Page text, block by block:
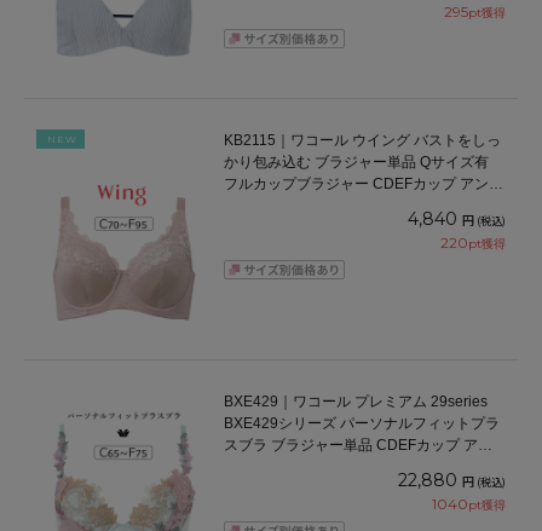
295pt獲得
NEW
KB2115｜ワコール ウイング バストをしっ
かり包み込む ブラジャー単品 Qサイズ有
フルカップブラジャー CDEFカップ アンダ
4,840 円 (税込)
220pt獲得
BXE429｜ワコール プレミアム 29series
BXE429シリーズ パーソナルフィットプラ
スブラ ブラジャー単品 CDEFカップ アン
22,880 円 (税込)
1040pt獲得